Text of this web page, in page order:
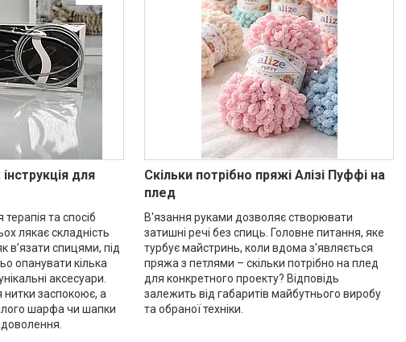
для
та спосіб
лякає складність
в’язати спицями, під
опанувати кілька
аксесуари.
нитки заспокоює, а
шарфа чи шапки
Скільки потрібно пряжі Алізі Пуффі на
плед
В'язання руками дозволяє створювати
затишні речі без спиць. Головне питання, яке
турбує майстринь, коли вдома з'являється
пряжа з петлями – скільки потрібно на плед
для конкретного проекту? Відповідь
залежить від габаритів майбутнього виробу
та обраної техніки.